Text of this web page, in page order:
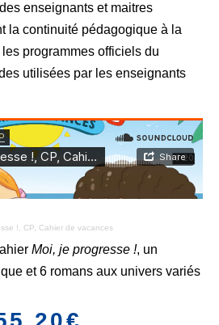
enseignants et maitres
la continuité pédagogique à la
programmes officiels du
utilisées par les enseignants
!, CP, Cahier de vacances
Moi, je progresse !, un
et 6 romans aux univers variés